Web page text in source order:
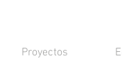
Proyectos